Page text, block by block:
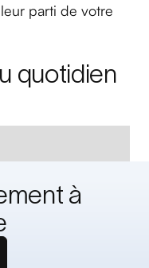
parti de votre
quotidien
à